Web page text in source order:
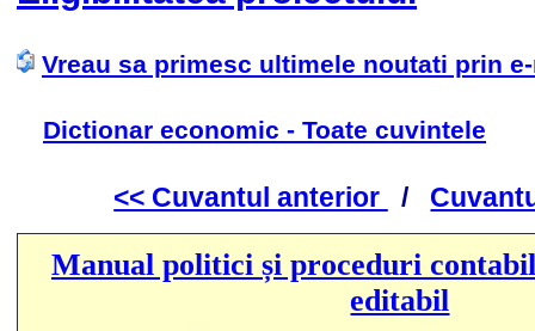
Vreau sa primesc ultimele noutati prin
Dictionar economic - Toate cuvintele
<< Cuvantul anterior /
Manual politici și proceduri
editabil